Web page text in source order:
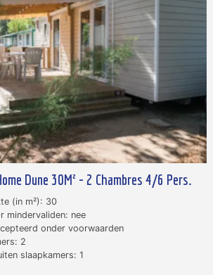
Dune 30M² - 2 Chambres 4/6 Pers.
(in m²): 30
mindervaliden: nee
onder voorwaarden
2
slaapkamers: 1